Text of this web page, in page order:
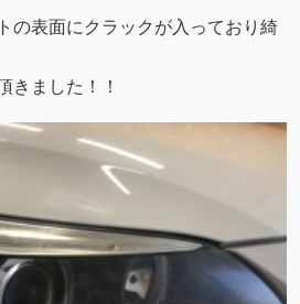
の表面にクラックが入っており綺
きました！！